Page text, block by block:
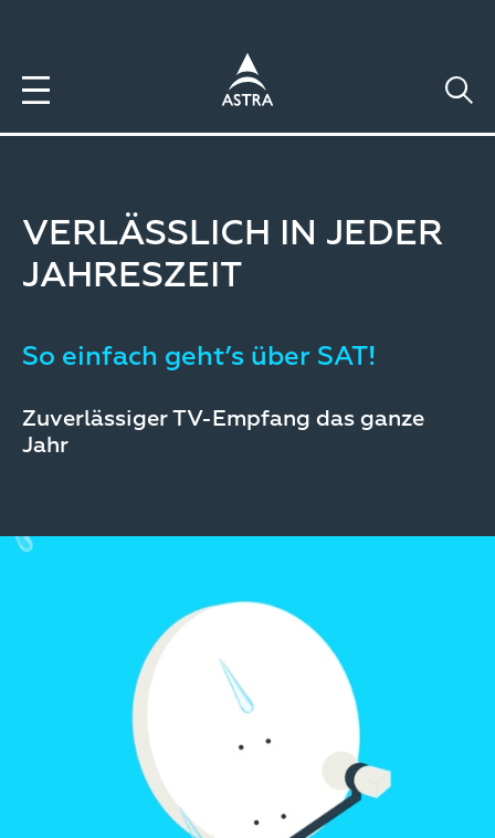
VERLÄSSLICH IN JEDER
JAHRESZEIT
So einfach geht’s über SAT!
Zuverlässiger TV-Empfang das ganze
Jahr
Image